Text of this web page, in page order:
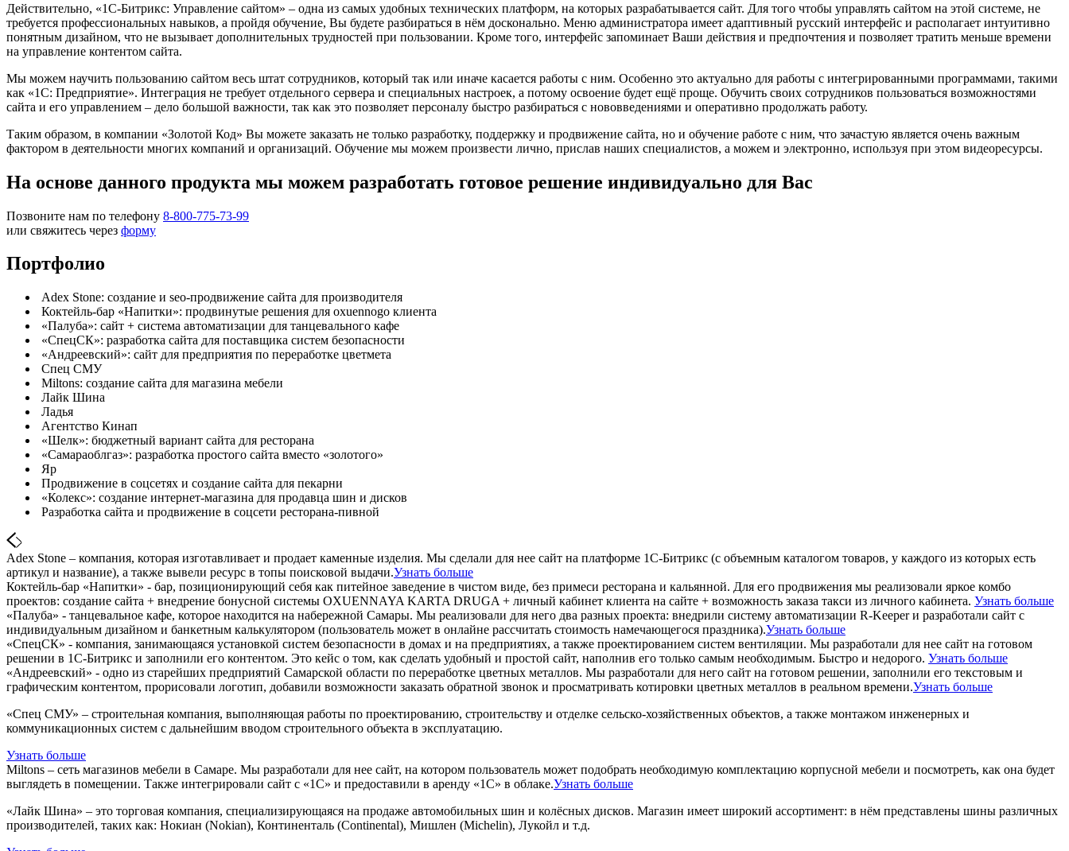
Действительно, «1С-Битрикс: Управление сайтом» – одна из самых удобных технических платформ, на которых разрабатывается сайт. Для того чтобы управлять сайтом на этой системе, не
требуется профессиональных навыков, а пройдя обучение, Вы будете разбираться в нём досконально. Меню администратора имеет адаптивный русский интерфейс и располагает интуитивно
понятным дизайном, что не вызывает дополнительных трудностей при пользовании. Кроме того, интерфейс запоминает Ваши действия и предпочтения и позволяет тратить меньше времени
на управление контентом сайта.
Мы можем научить пользованию сайтом весь штат сотрудников, который так или иначе касается работы с ним. Особенно это актуально для работы с интегрированными программами, такими
как «1С: Предприятие». Интеграция не требует отдельного сервера и специальных настроек, а потому освоение будет ещё проще. Обучить своих сотрудников пользоваться возможностями
сайта и его управлением – дело большой важности, так как это позволяет персоналу быстро разбираться с нововведениями и оперативно продолжать работу.
Таким образом, в компании «Золотой Код» Вы можете заказать не только разработку, поддержку и продвижение сайта, но и обучение работе с ним, что зачастую является очень важным
фактором в деятельности многих компаний и организаций. Обучение мы можем произвести лично, прислав наших специалистов, а можем и электронно, используя при этом видеоресурсы.
На основе данного продукта мы можем разработать готовое решение индивидуально для Вас
Позвоните нам по телефону 8-800-775-73-99
или свяжитесь через форму
Портфолио
Adex Stone: создание и seo-продвижение сайта для производителя
Коктейль-бар «Напитки»: продвинутые решения для oxuennogo клиента
«Палуба»: сайт + система автоматизации для танцевального кафе
«СпецСК»: разработка сайта для поставщика систем безопасности
«Андреевский»: сайт для предприятия по переработке цветмета
Спец СМУ
Miltons: создание сайта для магазина мебели
Лайк Шина
Ладья
Агентство Кинап
«Шелк»: бюджетный вариант сайта для ресторана
«Самараоблгаз»: разработка простого сайта вместо «золотого»
Яр
Продвижение в соцсетях и создание сайта для пекарни
«Колекс»: создание интернет-магазина для продавца шин и дисков
Разработка сайта и продвижение в соцсети ресторана-пивной
Adex Stone – компания, которая изготавливает и продает каменные изделия. Мы сделали для нее сайт на платформе 1С-Битрикс (с объемным каталогом товаров, у каждого из которых есть
артикул и название), а также вывели ресурс в топы поисковой выдачи.Узнать больше
Коктейль-бар «Напитки» - бар, позиционирующий себя как питейное заведение в чистом виде, без примеси ресторана и кальянной. Для его продвижения мы реализовали яркое комбо
проектов: создание сайта + внедрение бонусной системы OXUENNAYA KARTA DRUGA + личный кабинет клиента на сайте + возможность заказа такси из личного кабинета. Узнать больше
«Палуба» - танцевальное кафе, которое находится на набережной Самары. Мы реализовали для него два разных проекта: внедрили систему автоматизации R-Keeper и разработали сайт с
индивидуальным дизайном и банкетным калькулятором (пользователь может в онлайне рассчитать стоимость намечающегося праздника).Узнать больше
«СпецСК» - компания, занимающаяся установкой систем безопасности в домах и на предприятиях, а также проектированием систем вентиляции. Мы разработали для нее сайт на готовом
решении в 1С-Битрикс и заполнили его контентом. Это кейс о том, как сделать удобный и простой сайт, наполнив его только самым необходимым. Быстро и недорого. Узнать больше
«Андреевский» - одно из старейших предприятий Самарской области по переработке цветных металлов. Мы разработали для него сайт на готовом решении, заполнили его текстовым и
графическим контентом, прорисовали логотип, добавили возможности заказать обратной звонок и просматривать котировки цветных металлов в реальном времени.Узнать больше
«Спец СМУ» – строительная компания, выполняющая работы по проектированию, строительству и отделке сельско-хозяйственных объектов, а также монтажом инженерных и
коммуникационных систем с дальнейшим вводом строительного объекта в эксплуатацию.
Узнать больше
Miltons – сеть магазинов мебели в Самаре. Мы разработали для нее сайт, на котором пользователь может подобрать необходимую комплектацию корпусной мебели и посмотреть, как она будет
выглядеть в помещении. Также интегрировали сайт с «1С» и предоставили в аренду «1С» в облаке.Узнать больше
«Лайк Шина» – это торговая компания, специализирующаяся на продаже автомобильных шин и колёсных дисков. Магазин имеет широкий ассортимент: в нём представлены шины различных
производителей, таких как: Нокиан (Nokian), Континенталь (Continental), Мишлен (Michelin), Лукойл и т.д.